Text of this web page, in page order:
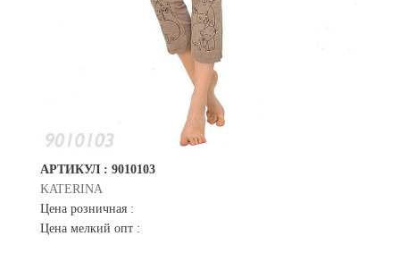
АРТИКУЛ : 9010103
KATERINA
Цена розничная :
Цена мелкий опт :